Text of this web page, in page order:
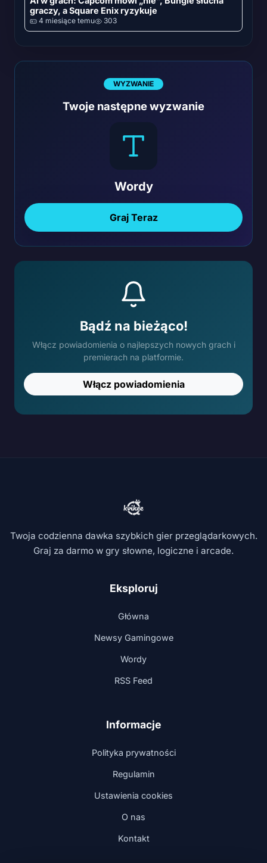
graczy, a Square Enix ryzykuje
4 miesiące temu 303
WYZWANIE
Twoje następne wyzwanie
Wordy
Graj Teraz
Bądź na bieżąco!
Włącz powiadomienia o najlepszych nowych grach i
premierach na platformie.
Włącz powiadomienia
Twoja codzienna dawka szybkich gier przeglądarkowych.
Graj za darmo w gry słowne, logiczne i arcade.
Eksploruj
Główna
Newsy Gamingowe
Wordy
RSS Feed
Informacje
Polityka prywatności
Regulamin
Ustawienia cookies
O nas
Kontakt